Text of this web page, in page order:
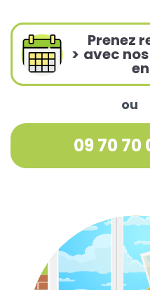
>
Prenez
avec
ou
09 70 70